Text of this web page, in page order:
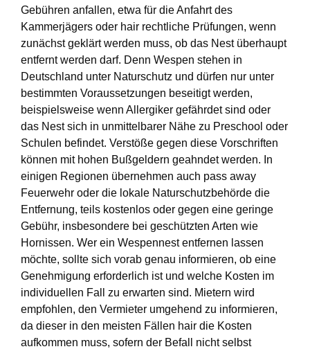
Gebühren anfallen, etwa für die Anfahrt des
Kammerjägers oder hair rechtliche Prüfungen, wenn
zunächst geklärt werden muss, ob das Nest überhaupt
entfernt werden darf. Denn Wespen stehen in
Deutschland unter Naturschutz und dürfen nur unter
bestimmten Voraussetzungen beseitigt werden,
beispielsweise wenn Allergiker gefährdet sind oder
das Nest sich in unmittelbarer Nähe zu Preschool oder
Schulen befindet. Verstöße gegen diese Vorschriften
können mit hohen Bußgeldern geahndet werden. In
einigen Regionen übernehmen auch pass away
Feuerwehr oder die lokale Naturschutzbehörde die
Entfernung, teils kostenlos oder gegen eine geringe
Gebühr, insbesondere bei geschützten Arten wie
Hornissen. Wer ein Wespennest entfernen lassen
möchte, sollte sich vorab genau informieren, ob eine
Genehmigung erforderlich ist und welche Kosten im
individuellen Fall zu erwarten sind. Mietern wird
empfohlen, den Vermieter umgehend zu informieren,
da dieser in den meisten Fällen hair die Kosten
aufkommen muss, sofern der Befall nicht selbst